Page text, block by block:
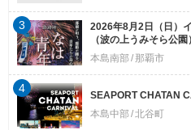
2026年8月2日（日）
（波の上うみそら公園）
本島南部
那覇市
3
SEAPORT CHATAN
本島中部 北谷町
4